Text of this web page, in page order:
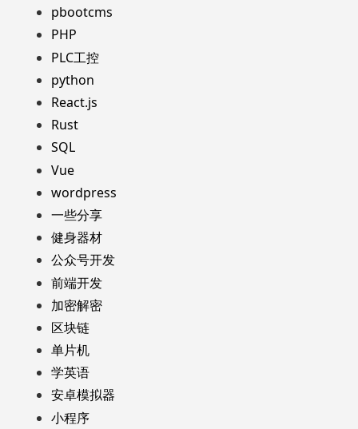
pbootcms
PHP
PLC工控
python
React.js
Rust
SQL
Vue
wordpress
一些分享
健身器材
公众号开发
前端开发
加密解密
区块链
单片机
学英语
安卓模拟器
小程序